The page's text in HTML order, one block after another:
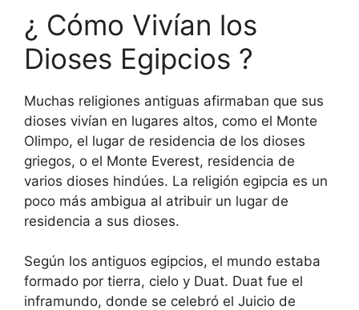
¿ Cómo Vivían los
Dioses Egipcios ?
Muchas religiones antiguas afirmaban que sus
dioses vivían en lugares altos, como el Monte
Olimpo, el lugar de residencia de los dioses
griegos, o el Monte Everest, residencia de
varios dioses hindúes. La religión egipcia es un
poco más ambigua al atribuir un lugar de
residencia a sus dioses.
Según los antiguos egipcios, el mundo estaba
formado por tierra, cielo y Duat. Duat fue el
inframundo, donde se celebró el Juicio de